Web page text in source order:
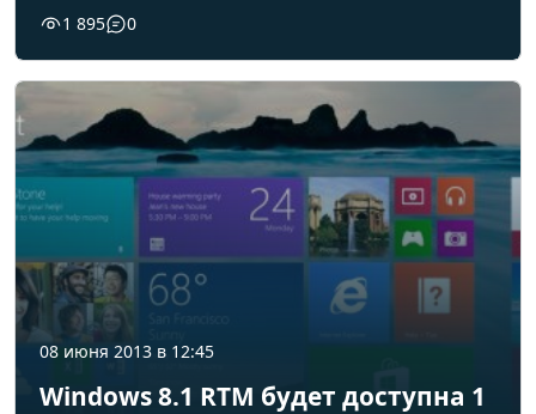
1 895 0
08 июня 2013 в 12:45
Windows 8.1 RTM будет доступна 1